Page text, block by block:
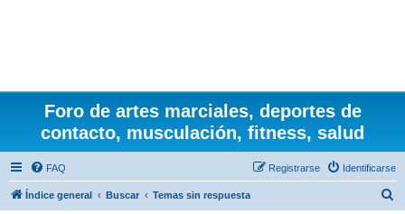
Foro de artes marciales, deportes de
contacto, musculación, fitness, salud
FAQ Identificarse
Registrarse
Índice general Buscar Temas sin respuesta